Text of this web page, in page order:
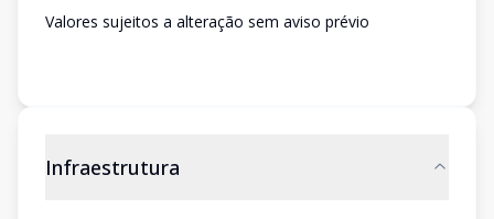
Valores sujeitos a alteração sem aviso prévio
Infraestrutura